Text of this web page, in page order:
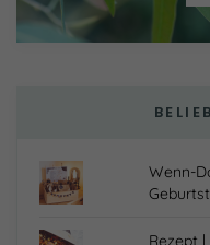
Wenn-
Rezept